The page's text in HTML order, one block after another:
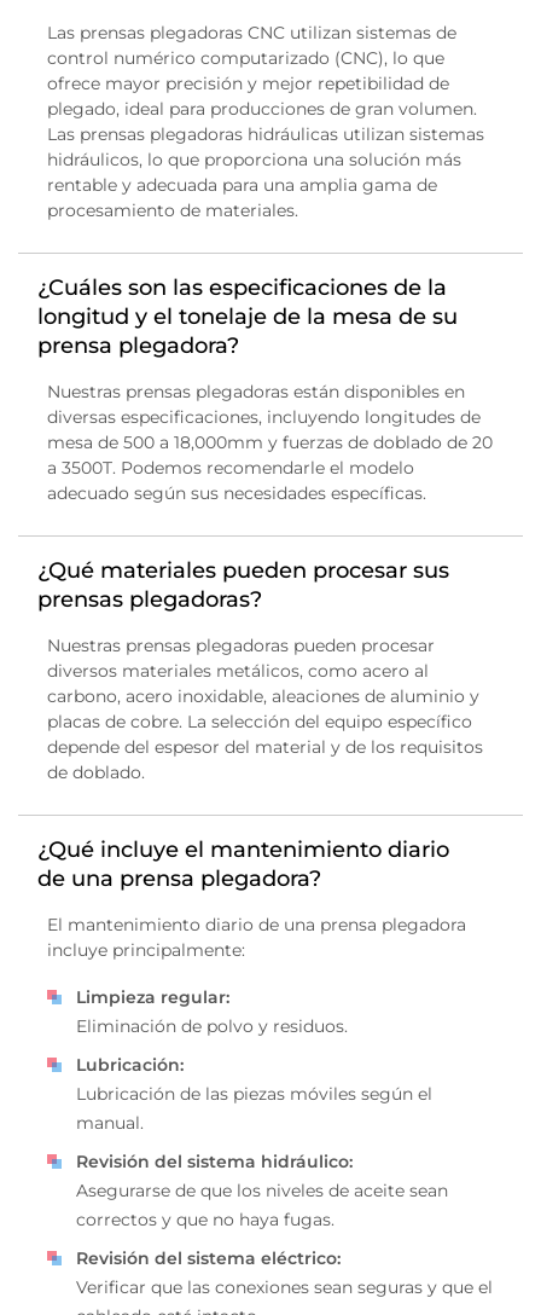
Las prensas plegadoras CNC utilizan sistemas de
control numérico computarizado (CNC), lo que
ofrece mayor precisión y mejor repetibilidad de
plegado, ideal para producciones de gran volumen.
Las prensas plegadoras hidráulicas utilizan sistemas
hidráulicos, lo que proporciona una solución más
rentable y adecuada para una amplia gama de
procesamiento de materiales.
¿Cuáles son las especificaciones de la
longitud y el tonelaje de la mesa de su
prensa plegadora?
Nuestras prensas plegadoras están disponibles en
diversas especificaciones, incluyendo longitudes de
mesa de 500 a 18,000mm y fuerzas de doblado de 20
a 3500T. Podemos recomendarle el modelo
adecuado según sus necesidades específicas.
¿Qué materiales pueden procesar sus
prensas plegadoras?
Nuestras prensas plegadoras pueden procesar
diversos materiales metálicos, como acero al
carbono, acero inoxidable, aleaciones de aluminio y
placas de cobre. La selección del equipo específico
depende del espesor del material y de los requisitos
de doblado.
¿Qué incluye el mantenimiento diario
de una prensa plegadora?
El mantenimiento diario de una prensa plegadora
incluye principalmente:
Limpieza regular:
Eliminación de polvo y residuos.
Lubricación:
Lubricación de las piezas móviles según el
manual.
Revisión del sistema hidráulico:
Asegurarse de que los niveles de aceite sean
correctos y que no haya fugas.
Revisión del sistema eléctrico:
Verificar que las conexiones sean seguras y que el